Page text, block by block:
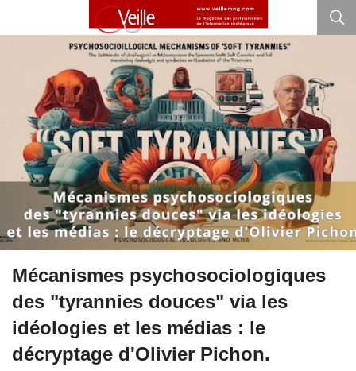
Mécanismes psychosociologiques
des "tyrannies douces" via les
idéologies et les médias : le
décryptage d'Olivier Pichon.